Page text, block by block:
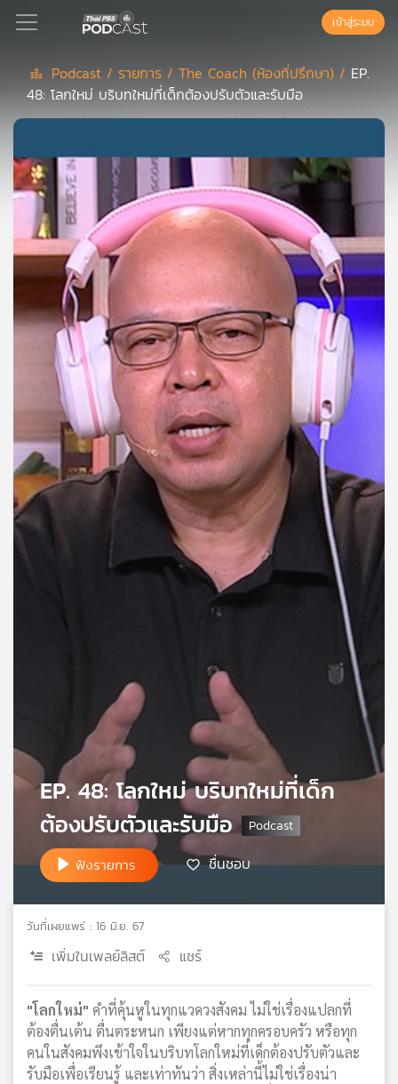
Podcast
เพล
ย์
ลิ
สต์
แนะนำ
เพล
ย์
เพลง
บทความ
เรา
เครือ
เอส
แผนที่
วิทยุ
เครือ
ข่าย
เข้าสู่ระบบ
Podcast / รายการ /The Coach (ห้องที่ปรึกษา) / EP.
48: โลกใหม่ บริบทใหม่ที่เด็กต้องปรับตัวและรับมือ
EP. 48: โลกใหม่ บริบทใหม่ที่เด็ก
ต้องปรับตัวและรับมือ
ฟังรายการ ชื่นชอบ
วันที่เผยแพร่ : 16 มิ.ย. 67
เพิ่มในเพลย์ลิสต์ แชร์
"โลกใหม่" คำที่คุ้นหูในทุกแวดวงสังคม ไม่ใช่เรื่องแปลกที่
ต้องตื่นเต้น ตื่นตระหนก เพียงแต่หากทุกครอบครัว หรือทุก
คนในสังคมพึงเข้าใจในบริบทโลกใหม่ที่เด็กต้องปรับตัวและ
รับมือเพื่อเรียนรู้ และเท่าทันว่า สิ่งเหล่านี้ไม่ใช่เรื่องน่า